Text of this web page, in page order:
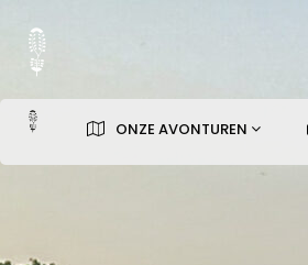
ONZE AVONTUREN